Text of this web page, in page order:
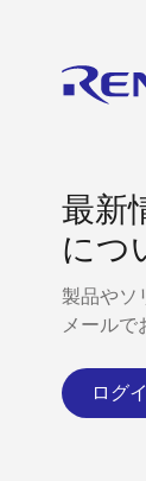
最新
につ
製品やソ
メールで
ログ